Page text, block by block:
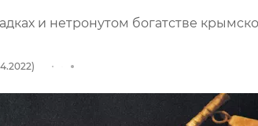
и нетронутом богатстве